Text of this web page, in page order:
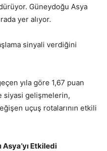
Güneydoğu Asya
yer alıyor.
sinyali verdiğini
yıla göre 1,67 puan
siyasi gelişmelerin,
uçuş rotalarının etkili
Etkiledi